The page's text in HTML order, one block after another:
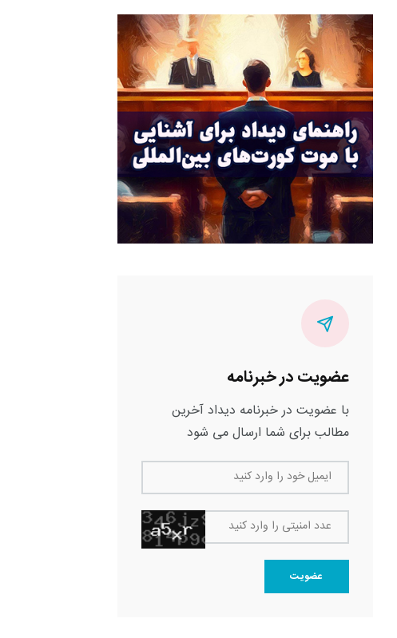
عضویت در خبرنامه
با عضویت در خبرنامه دیداد آخرین
مطالب برای شما ارسال می شود
ایمیل خود را وارد کنید
عدد امنیتی را وارد کنید
عضویت